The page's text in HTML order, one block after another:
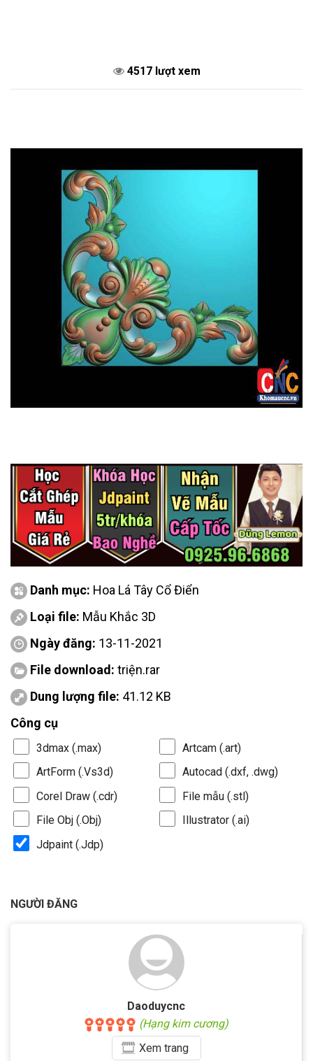
4517 lượt xem
Danh mục: Hoa Lá Tây Cổ Điển
Loại file: Mẫu Khắc 3D
Ngày đăng: 13-11-2021
File download: triện.rar
Dung lượng file: 41.12 KB
Công cụ
3dmax (.max)
Artcam (.art)
ArtForm (.Vs3d)
Autocad (.dxf, .dwg)
Corel Draw (.cdr)
File mẫu (.stl)
File Obj (.Obj)
Illustrator (.ai)
Jdpaint (.Jdp)
NGƯỜI ĐĂNG
Daoduycnc
(Hạng kim cương)
Xemtrang